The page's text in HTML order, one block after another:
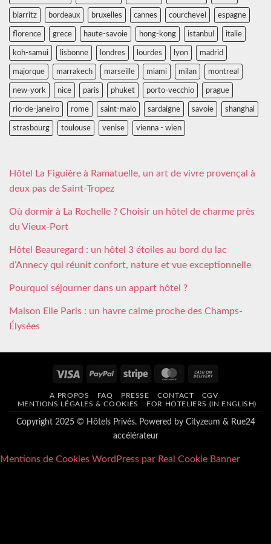
biarritz bordeaux bruxelles cannes courchevel espagne
florence grece haute-savoie hong-kong istanbul italie
koh-samui lisbonne londres lourdes lyon madrid
majorque marrakech marseille miami milan montreal
new-york nice paris phuket porto-vecchio prague
rio-de-janeiro rome saint-malo sardaigne savoie shanghai
strasbourg toulouse venise vienna - wien
Hôtel La Figuière à Ramatuelle, un art de vivre provençal à
deux pas de Saint-Tropez
Où dormir à La Rochelle ? Choisir un hôtel de charme près
du Vieux-Port
Hôtel Beauregard : un hôtel 3 étoiles au bord du lac
d’Annecy qui réunit confort, nature et vue exceptionnelle
Pourquoi séjourner dans un appart hôtel ?
Maison Elle Paris : un havre calme proche des Champs-
Élysées
Visa PayPal Stripe MasterCard
Delivery
A PROPOS FAQ PRESSE CONTACT
CGV
MENTIONS LÉGALES & COOKIES
FOR HOTELIERS (IN ENGLISH)
Copyright 2025 © Hôtels Privés. Powered by Cityzeum & Rue24
accélérateur
Mentions de Cookies WordPress par Real Cookie Banner